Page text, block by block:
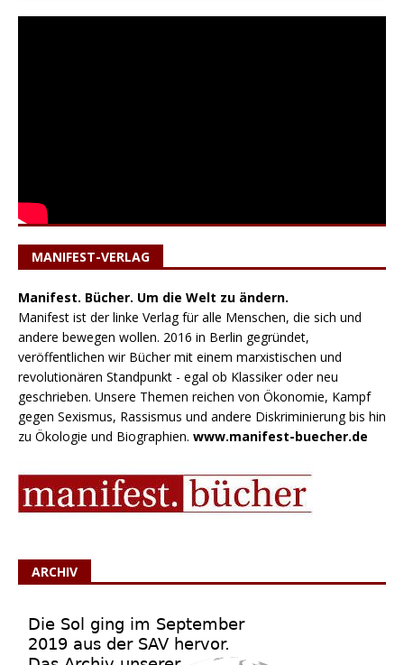
MANIFEST-VERLAG
Manifest. Bücher. Um die Welt zu ändern.
Manifest ist der linke Verlag für alle Menschen, die sich und
andere bewegen wollen. 2016 in Berlin gegründet,
veröffentlichen wir Bücher mit einem marxistischen und
revolutionären Standpunkt - egal ob Klassiker oder neu
geschrieben. Unsere Themen reichen von Ökonomie, Kampf
gegen Sexismus, Rassismus und andere Diskriminierung bis hin
zu Ökologie und Biographien. www.manifest-buecher.de
ARCHIV